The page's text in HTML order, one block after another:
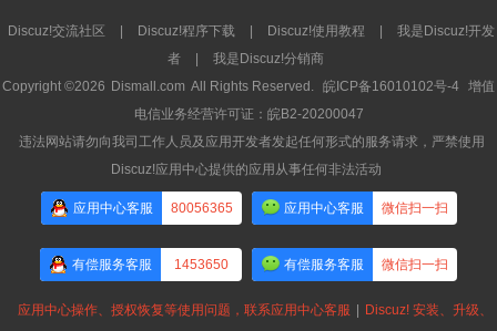
Discuz!交流社区 Discuz!程序下载 Discuz!使用教程
我是Discuz!开发
者
我是Discuz!分销商
Copyright ©2026 Dismall.com All Rights Reserved. 皖ICP备16010102号-4 增值
电信业务经营许可证：皖B2-20200047
违法网站请勿向我司工作人员及应用开发者发起任何形式的服务请求，严禁使用
Discuz!应用中心提供的应用从事任何非法活动
应用中心客服 80056365 应用中心客服 微信扫一扫
有偿服务客服 1453650 有偿服务客服 微信扫一扫
应用中心操作、授权恢复等使用问题，联系应用中心客服
Discuz! 安装、升级、